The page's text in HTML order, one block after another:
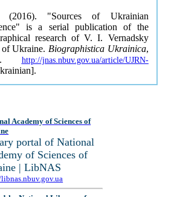
"Sources of Ukrainian
is a serial publication of the
research of V. I. Vernadsky
Ukraine. Biographistica Ukrainica,
http://jnas.nbuv.gov.ua/article/UJRN-
Academy of Sciences of
portal of National
of Sciences of
| LibNAS